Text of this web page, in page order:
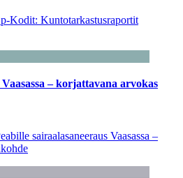
Kodit: Kuntotarkastusraportit
– korjattavana arvokas
sairaalasaneeraus Vaasassa –